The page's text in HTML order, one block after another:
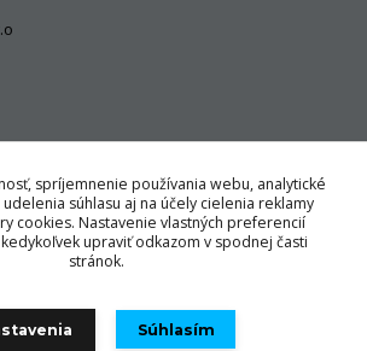
spríjemnenie používania webu, analytické
súhlasu aj na účely cielenia reklamy
cookies. Nastavenie vlastných preferencií
upraviť odkazom v spodnej časti
stránok.
Súhlasím